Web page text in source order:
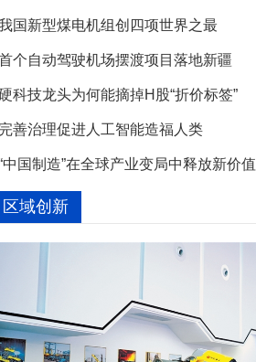
国新型煤电机组创四项世界之最
个自动驾驶机场摆渡项目落地新疆
科技龙头为何能摘掉H股“折价标签”
完善治理促进人工智能造福人类
中国制造”在全球产业变局中释放新价值
区域创新